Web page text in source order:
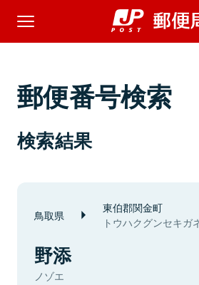
郵便番号検索
検索結果
鳥取県 東伯郡関金町
トウハクグンセキガ
野添
ノゾエ